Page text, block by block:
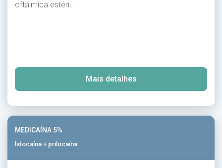
oftálmica estéril.
Mais detalhes
MEDICAÍNA 5%
lidocaína + prilocaína